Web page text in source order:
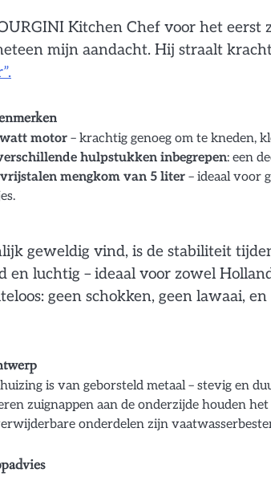
Kitchen Chef voor het
mijn aandacht. Hij straalt
motor – krachtig genoeg om te kneden,
hulpstukken inbegrepen: een
mengkom van 5 liter – ideaal voor
geweldig vind, is de stabiliteit
en luchtig – ideaal voor zowel
geen schokken, geen lawaai,
is van geborsteld metaal – stevig en
zuignappen aan de onderzijde houden
onderdelen zijn